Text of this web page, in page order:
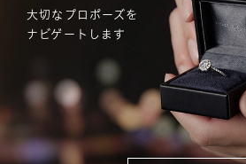
大切なプロポーズを
ナビゲートします